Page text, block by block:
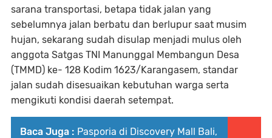
sarana transportasi, betapa tidak jalan yang
sebelumnya jalan berbatu dan berlupur saat musim
hujan, sekarang sudah disulap menjadi mulus oleh
anggota Satgas TNI Manunggal Membangun Desa
(TMMD) ke- 128 Kodim 1623/Karangasem, standar
jalan sudah disesuaikan kebutuhan warga serta
mengikuti kondisi daerah setempat.
Baca Juga : Pasporia di Discovery Mall Bali,